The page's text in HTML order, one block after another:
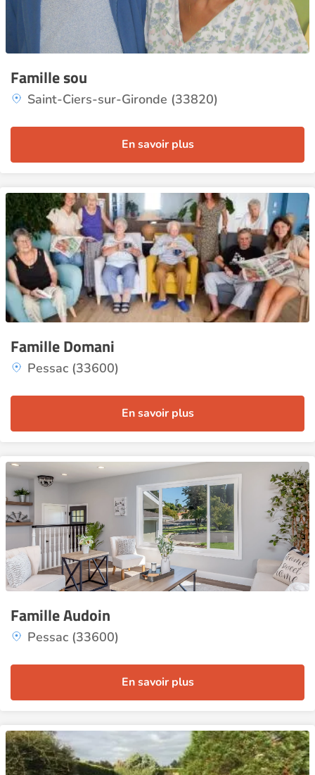
Famille sou
Saint-Ciers-sur-Gironde (33820)
En savoir plus
Famille Domani
Pessac (33600)
En savoir plus
Famille Audoin
Pessac (33600)
En savoir plus